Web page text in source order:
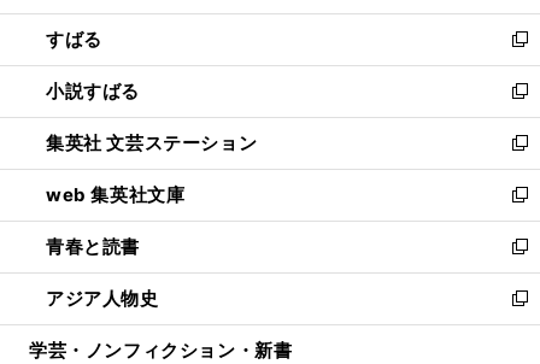
開
く
ウ
で
開
く
ン
ド
ウ
で
開
く
すばる
新
し
い
ウ
ィ
ン
ド
ウ
で
開
く
小説すばる
新
し
い
ウ
ィ
ン
ド
ウ
で
開
集英社 文芸ステーション
新
し
い
ウ
ィ
ン
ド
ウ
web 集英社文庫
新
し
い
ウ
ィ
ン
青春と読書
新
し
い
ウ
アジア人物史
新
し
学芸・ノンフィクション・新書